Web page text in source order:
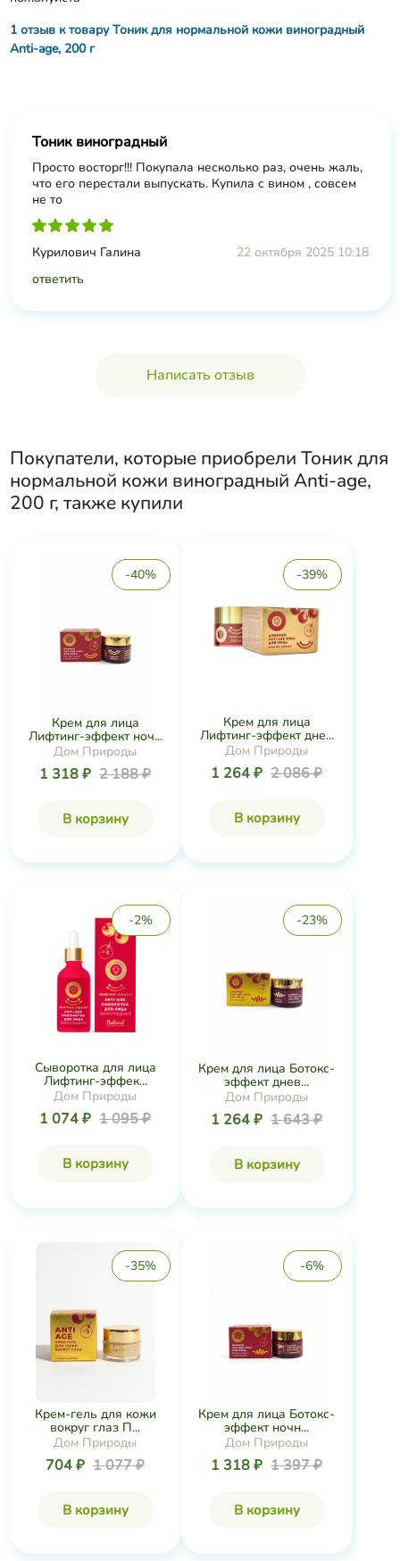
1 отзыв к товару Тоник для нормальной кожи виноградный
Anti-age, 200 г
Тоник виноградный
Просто восторг!!! Покупала несколько раз, очень жаль,
что его перестали выпускать. Купила с вином , совсем
не то
Курилович Галина
22 октября 2025 10:18
ответить
Написать отзыв
Покупатели, которые приобрели Тоник для
нормальной кожи виноградный Anti-age,
200 г, также купили
-40%
Крем для лица
Лифтинг-эффект ноч...
Дом Природы
1 318 ₽ 2 188 ₽
В корзину
-39%
Крем для лица
Лифтинг-эффект дне...
Дом Природы
1 264 ₽ 2 086 ₽
В корзину
-2%
Сыворотка для лица
Лифтинг-эффек...
Дом Природы
1 074 ₽ 1 095 ₽
В корзину
-23%
Крем для лица Ботокс-
эффект днев...
Дом Природы
1 264 ₽ 1 643 ₽
В корзину
-35%
Крем-гель для кожи
вокруг глаз П...
Дом Природы
704 ₽ 1 077 ₽
В корзину
-6%
Крем для лица Ботокс-
эффект ночн...
Дом Природы
1 318 ₽ 1 397 ₽
В корзину